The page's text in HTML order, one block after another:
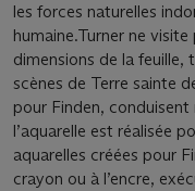
les forces naturelles
humaine.Turner ne
dimensions de la feuille,
scènes de Terre sainte
pour Finden,
l’aquarelle est réalisée
aquarelles créées pour
crayon ou à l’encre,